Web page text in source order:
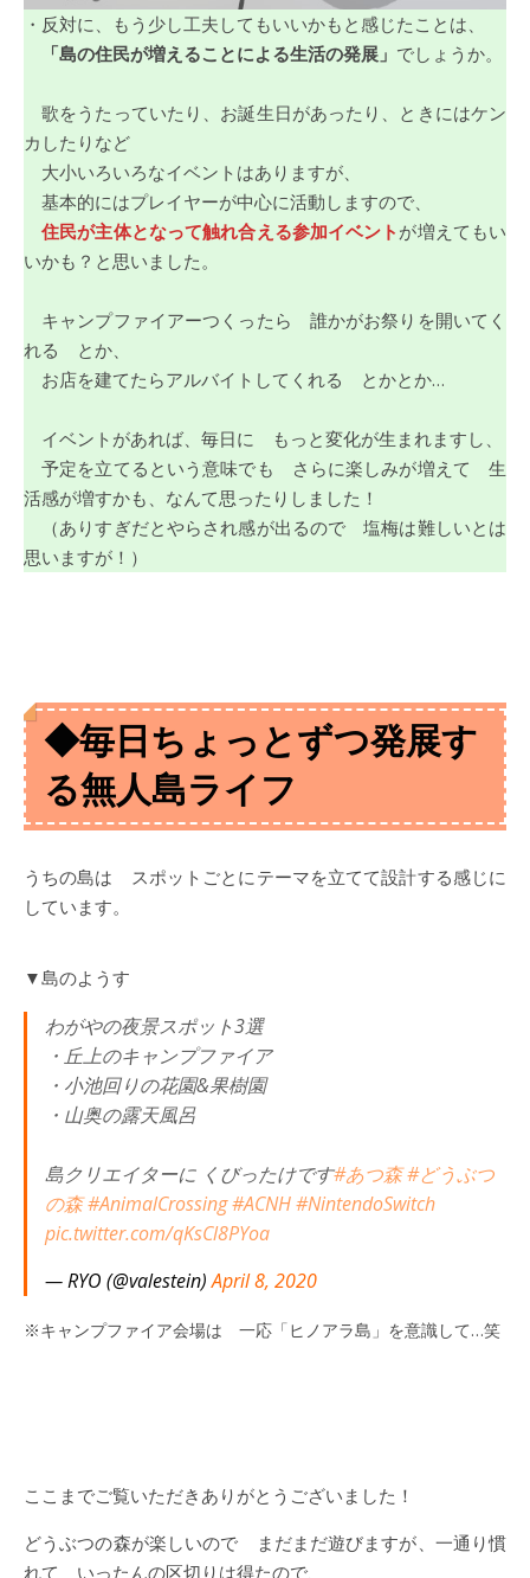
・反対に、もう少し工夫してもいいかもと感じたことは、
「島の住民が増えることによる生活の発展」 でしょうか。
歌をうたっていたり、お誕生日があったり、ときにはケン
カしたりなど
大小いろいろなイベントはありますが、
基本的にはプレイヤーが中心に活動しますので、
住民が主体となって触れ合える参加イベント が増えてもい
いかも？と思いました。
キャンプファイアーつくったら 誰かがお祭りを開いてく
れる とか、
お店を建てたらアルバイトしてくれる とかとか…
イベントがあれば、毎日に もっと変化が生まれますし、
予定を立てるという意味でも さらに楽しみが増えて 生
活感が増すかも、なんて思ったりしました！
（ありすぎだとやらされ感が出るので 塩梅は難しいとは
思いますが！）
◆毎日ちょっとずつ発展す
る無人島ライフ
うちの島は スポットごとにテーマを立てて設計する感じに
しています。
▼島のようす
わがやの夜景スポット3選
・丘上のキャンプファイア
・小池回りの花園&果樹園
・山奥の露天風呂
島クリエイターに くびったけです#あつ森#どうぶつ
の森#AnimalCrossing#ACNH#NintendoSwitch
pic.twitter.com/qKsCl8PYoa
— RYO (@valestein)April 8, 2020
※キャンプファイア会場は 一応「ヒノアラ島」を意識して…笑
ここまでご覧いただきありがとうございました！
どうぶつの森が楽しいので まだまだ遊びますが、一通り慣
れて いったんの区切りは得たので、